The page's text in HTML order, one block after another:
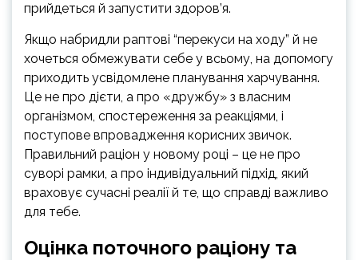
прийдеться й запустити здоров’я.
Якщо набридли раптові “перекуси на ходу” й не
хочеться обмежувати себе у всьому, на допомогу
приходить усвідомлене планування харчування.
Це не про дієти, а про «дружбу» з власним
організмом, спостереження за реакціями, і
поступове впровадження корисних звичок.
Правильний раціон у новому році – це не про
суворі рамки, а про індивідуальний підхід, який
враховує сучасні реалії й те, що справді важливо
для тебе.
Оцінка поточного раціону та